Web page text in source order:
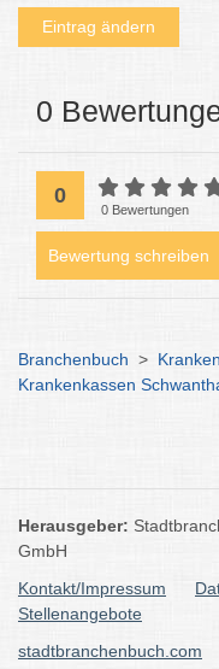
Eintrag ändern
0
0
0 Bewertungen
Bewertung schreiben
Branchenbuch >
Krankenkassen
Herausgeber:
GmbH
Kontakt/Impressum
Stellenangebote
stadtbranchenbuch.com